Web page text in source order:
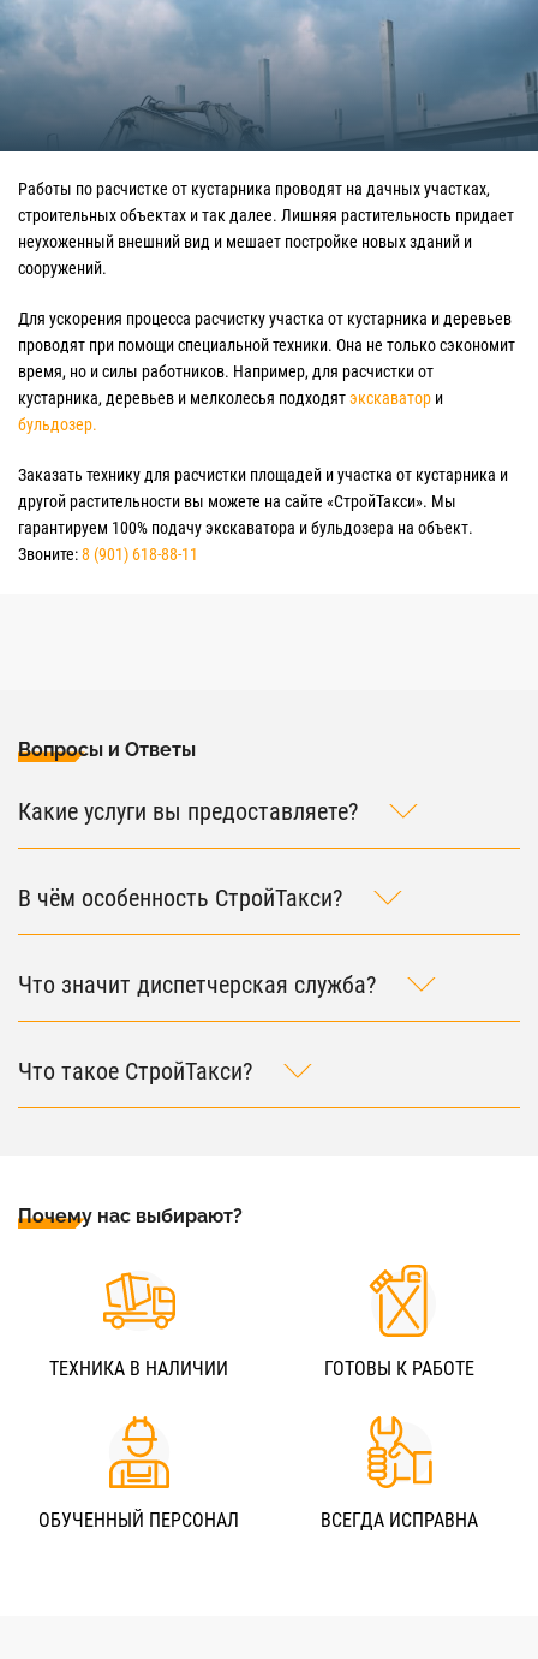
Работы по расчистке от кустарника проводят на дачных участках,
строительных объектах и так далее. Лишняя растительность придает
неухоженный внешний вид и мешает постройке новых зданий и
сооружений.
Для ускорения процесса расчистку участка от кустарника и деревьев
проводят при помощи специальной техники. Она не только сэкономит
время, но и силы работников. Например, для расчистки от
кустарника, деревьев и мелколесья подходятэкскаватор и
бульдозер.
Заказать технику для расчистки площадей и участка от кустарника и
другой растительности вы можете на сайте «СтройТакси». Мы
гарантируем 100% подачу экскаватора и бульдозера на объект.
Звоните:8 (901) 618-88-11
Вопросы и Ответы
Какие услуги вы предоставляете?
В чём особенность СтройТакси?
Что значит диспетчерская служба?
Что такое СтройТакси?
Почему нас выбирают?
ТЕХНИКА В НАЛИЧИИ ГОТОВЫ К РАБОТЕ
ОБУЧЕННЫЙ ПЕРСОНАЛ ВСЕГДА ИСПРАВНА